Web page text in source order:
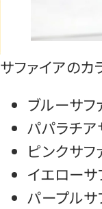
サファイアのカ
ブルーサフ
パパラチア
ピンクサフ
イエローサ
パープルサ